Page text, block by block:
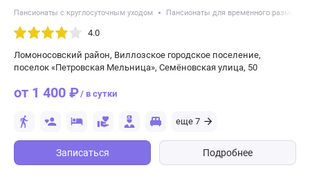
Пансионаты с круглосуточным уходом Пансионаты для временного
4.0
Ломоносовский район, Виллозское городское поселение,
поселок «Петровская Мельница», Семёновская улица, 50
от 1 400 ₽/ в сутки
еще 7
Записаться Подробнее